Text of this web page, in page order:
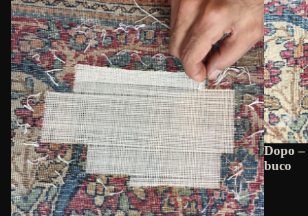
Dopo
buco